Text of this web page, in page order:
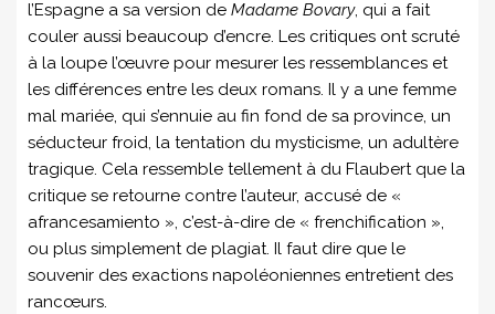
l’Espagne a sa version de Madame Bovary, qui a fait
couler aussi beaucoup d’encre. Les critiques ont scruté
à la loupe l’œuvre pour mesurer les ressemblances et
les différences entre les deux romans. Il y a une femme
mal mariée, qui s’ennuie au fin fond de sa province, un
séducteur froid, la tentation du mysticisme, un adultère
tragique. Cela ressemble tellement à du Flaubert que la
critique se retourne contre l’auteur, accusé de «
afrancesamiento », c’est-à-dire de « frenchification »,
ou plus simplement de plagiat. Il faut dire que le
souvenir des exactions napoléoniennes entretient des
rancœurs.